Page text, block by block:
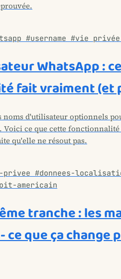
#username #vie privée
WhatsApp :
fait vraiment (et
noms d'utilisateur optionnels
Voici ce que cette
qu'elle ne résout pas.
#donnees-
americain
tranche : les
que ça change